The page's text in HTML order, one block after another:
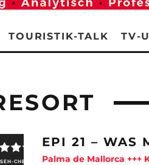
TOURISTIK-TALK TV-
SEH-CHECK
EPI 21 – WAS
Palma de Mallorca +++